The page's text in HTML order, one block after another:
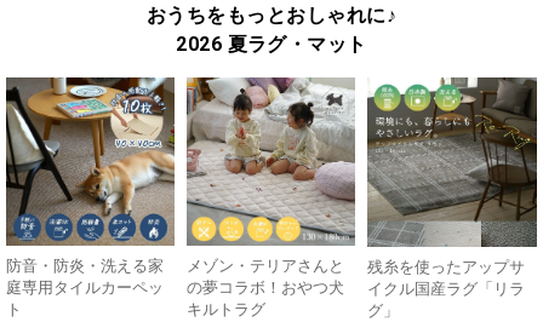
おうちをもっとおしゃれに♪
2026 夏ラグ・マット
防音・防炎・洗える家
庭専用タイルカーペッ
ト
メゾン・テリアさんと
の夢コラボ！おやつ犬
キルトラグ
残糸を使ったアップサ
イクル国産ラグ「リラ
グ」